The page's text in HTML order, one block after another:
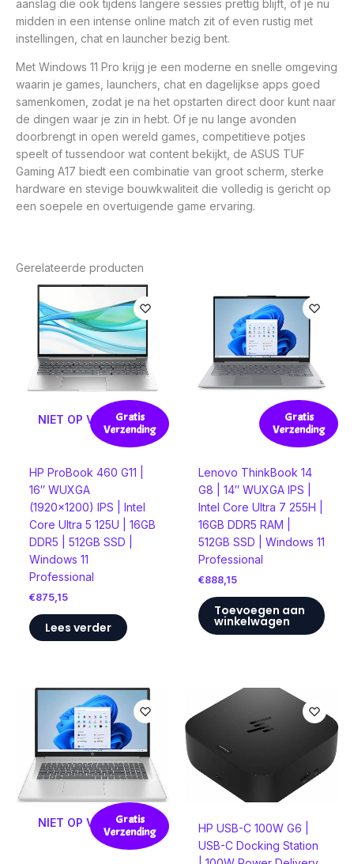
aanslag die ook tijdens langere sessies prettig blijft, of je nu
midden in een intense online match zit of even rustig met
instellingen, chat en launcher bezig bent.
Met Windows 11 Pro krijg je een moderne en snelle omgeving
waarin je games, launchers, chat en dagelijkse apps goed
samenkomen, zodat je na het opstarten direct door kunt naar
de dingen waar je zin in hebt. Of je nu lange avonden
doorbrengt in open wereld games, competitieve potjes
speelt of tussendoor wat content bekijkt, de ASUS TUF
Gaming A17 biedt een combinatie van groot scherm, sterke
hardware en stevige bouwkwaliteit die volledig is gericht op
een soepele en overtuigende game ervaring.
Gerelateerde producten
Gratis
Verzending
NIET OP VOORRAAD
HP ProBook 460 G11 |
16″ WUXGA
(1920×1200) IPS | Intel
Core Ultra 5 125U | 16GB
DDR5 | 512GB SSD |
Windows 11
Professional
€875,15
Lees verder
Gratis
Verzending
Lenovo ThinkBook 14
G8 | 14″ WUXGA IPS |
Intel Core Ultra 7 255H |
16GB DDR5 RAM |
512GB SSD | Windows 11
Professional
€888,15
Toevoegen aan
winkelwagen
Gratis
Verzending
NIET OP VOORRAAD
HP USB-C 100W G6 |
USB-C Docking Station